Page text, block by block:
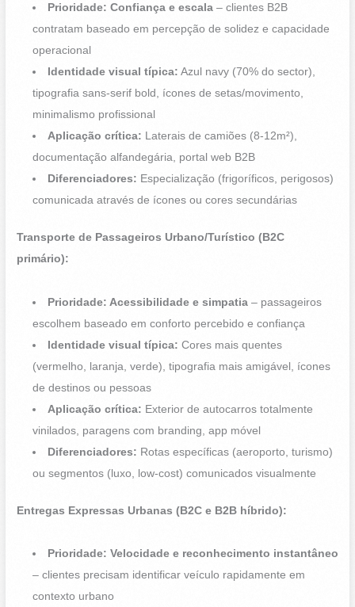
Prioridade: Confiança e escala– clientes B2B
contratam baseado em percepção de solidez e capacidade
operacional
Identidade visual típica: Azul navy (70% do sector),
tipografia sans-serif bold, ícones de setas/movimento,
minimalismo profissional
Aplicação crítica: Laterais de camiões (8-12m²),
documentação alfandegária, portal web B2B
Diferenciadores: Especialização (frigoríficos, perigosos)
comunicada através de ícones ou cores secundárias
Transporte de Passageiros Urbano/Turístico (B2C
primário):
Prioridade: Acessibilidade e simpatia– passageiros
escolhem baseado em conforto percebido e confiança
Identidade visual típica: Cores mais quentes
(vermelho, laranja, verde), tipografia mais amigável, ícones
de destinos ou pessoas
Aplicação crítica: Exterior de autocarros totalmente
vinilados, paragens com branding, app móvel
Diferenciadores: Rotas específicas (aeroporto, turismo)
ou segmentos (luxo, low-cost) comunicados visualmente
Entregas Expressas Urbanas (B2C e B2B híbrido):
Prioridade: Velocidade e reconhecimento instantâneo
– clientes precisam identificar veículo rapidamente em
contexto urbano